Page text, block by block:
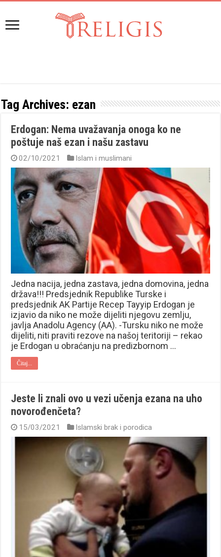
Tag Archives: ezan
Erdogan: Nema uvažavanja onoga ko ne
poštuje naš ezan i našu zastavu
02/10/2021 Islam i muslimani
Jedna nacija, jedna zastava, jedna domovina, jedna
država!!! Predsjednik Republike Turske i
predsjednik AK Partije Recep Tayyip Erdogan je
izjavio da niko ne može dijeliti njegovu zemlju,
javlja Anadolu Agency (AA). -Tursku niko ne može
dijeliti, niti praviti rezove na našoj teritoriji – rekao
je Erdogan u obraćanju na predizbornom …
Čitaj...
Jeste li znali ovo u vezi učenja ezana na uho
novorođenčeta?
15/03/2021 Islamski brak i porodica